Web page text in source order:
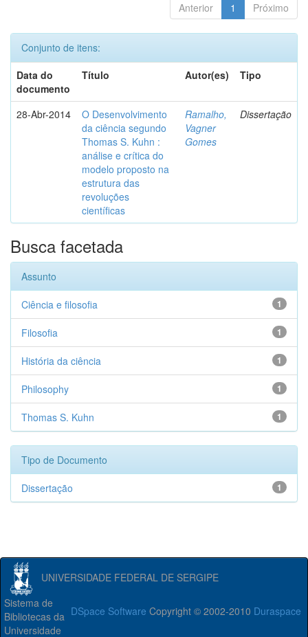
Anterior 1 Próximo
Conjunto de itens:
Data do
documento
Título Autor(es) Tipo
28-Abr-2014
O Desenvolvimento
da ciência segundo
Thomas S. Kuhn :
análise e crítica do
modelo proposto na
estrutura das
revoluções
científicas
Ramalho,
Vagner
Gomes
Dissertação
Busca facetada
Assunto
1
Ciência e filosofia
1
Filosofia
1
História da ciência
1
Philosophy
1
Thomas S. Kuhn
Tipo de Documento
1
Dissertação
UNIVERSIDADE FEDERAL DE SERGIPE
DSpace Software Copyright © 2002-2010 Duraspace
Sistema de
Bibliotecas da
Universidade